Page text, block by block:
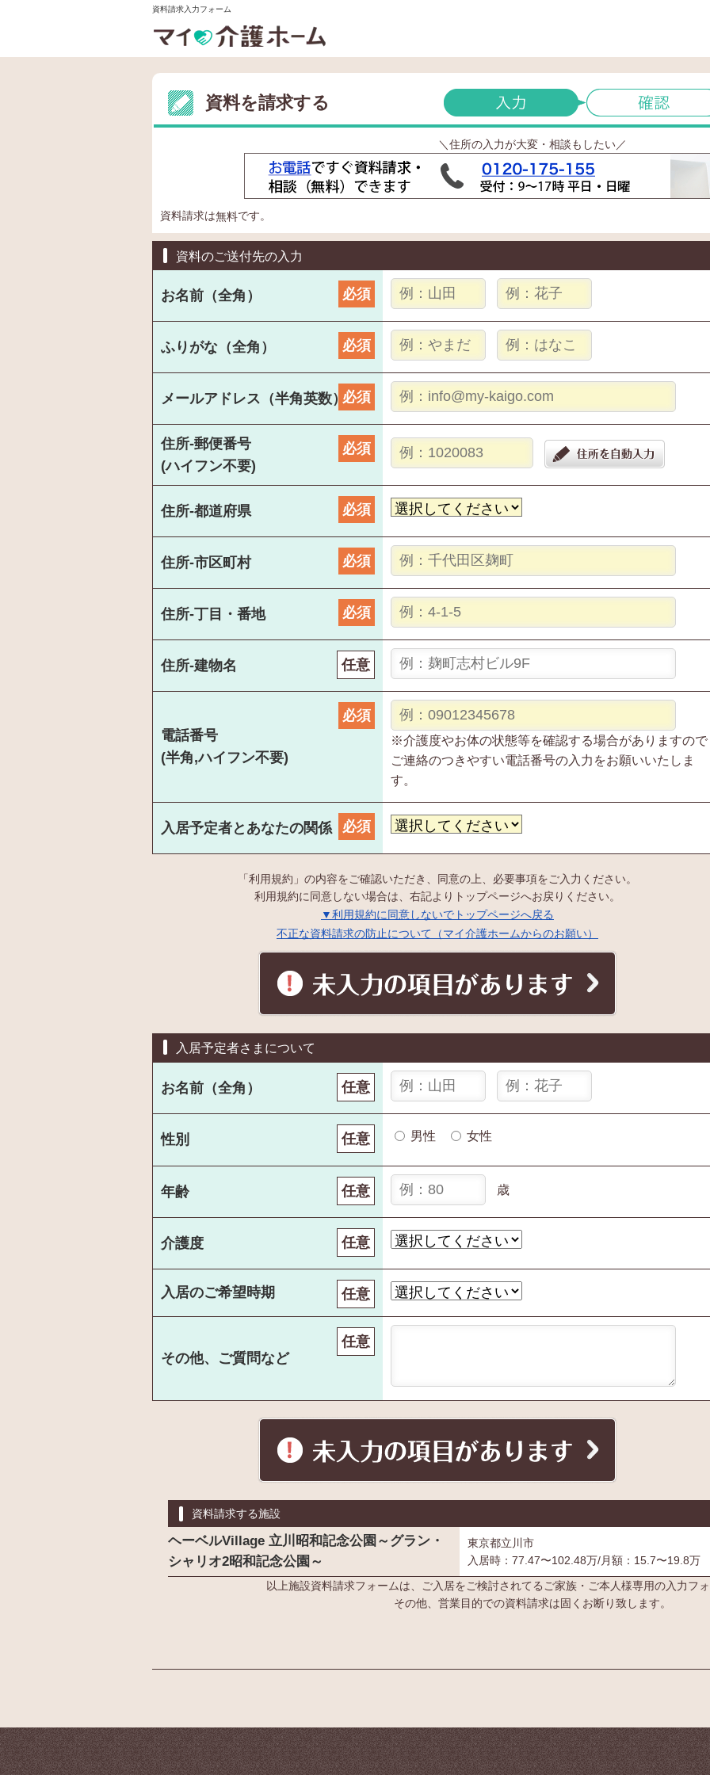
資料請求入力フォーム
資料を請求する
＼住所の入力が大変・相談もしたい／
資料請求は無料です。
資料のご送付先の入力
お名前（全角） 必須
ふりがな（全角） 必須
メールアドレス（半角英数）必須
住所-郵便番号
(ハイフン不要)
必須
住所-都道府県 必須
住所-市区町村 必須
住所-丁目・番地 必須
住所-建物名 任意
電話番号
(半角,ハイフン不要)
必須
※介護度やお体の状態等を確認する場合がありますので
ご連絡のつきやすい電話番号の入力をお願いいたしま
す。
入居予定者とあなたの関係 必須
「利用規約」の内容をご確認いただき、同意の上、必要事項をご入力ください。
利用規約に同意しない場合は、右記よりトップページへお戻りください。
▼利用規約に同意しないでトップページへ戻る
不正な資料請求の防止について（マイ介護ホームからのお願い）
入居予定者さまについて
お名前（全角） 任意
性別 任意 男性 女性
年齢 任意 歳
介護度 任意
入居のご希望時期 任意
その他、ご質問など
任意
資料請求する施設
ヘーベルVillage 立川昭和記念公園～グラン・
シャリオ2昭和記念公園～
東京都立川市
入居時：77.47〜102.48万/月額：15.7〜19.8万
以上施設資料請求フォームは、ご入居をご検討されてるご家族・ご本人様専用の入力フォ
その他、営業目的での資料請求は固くお断り致します。